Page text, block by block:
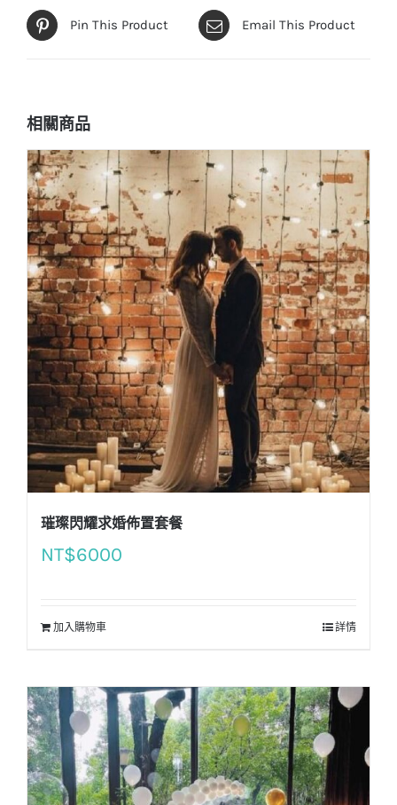
Pin This Product Email This Product
相關商品
璀璨閃耀求婚佈置套餐
NT$6000
加入購物車 詳情